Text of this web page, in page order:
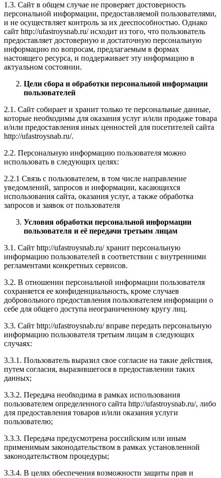
1.3. Сайт в общем случае не проверяет достоверность
персональной информации, предоставляемой пользователями,
и не осуществляет контроль за их дееспособностью. Однако
сайт http://ufastroysnab.ru/ исходит из того, что пользователь
предоставляет достоверную и достаточную персональную
информацию по вопросам, предлагаемым в формах
настоящего ресурса, и поддерживает эту информацию в
актуальном состоянии.
Цели сбора и обработки персональной информации
пользователей
2.1. Сайт собирает и хранит только те персональные данные,
которые необходимы для оказания услуг и/или продаже товара
и/или предоставления иных ценностей для посетителей сайта
http://ufastroysnab.ru/.
2.2. Персональную информацию пользователя можно
использовать в следующих целях:
2.2.1 Связь с пользователем, в том числе направление
уведомлений, запросов и информации, касающихся
использования сайта, оказания услуг, а также обработка
запросов и заявок от пользователя
Условия обработки персональной информации
пользователя и её передачи третьим лицам
3.1. Сайт http://ufastroysnab.ru/ хранит персональную
информацию пользователей в соответствии с внутренними
регламентами конкретных сервисов.
3.2. В отношении персональной информации пользователя
сохраняется ее конфиденциальность, кроме случаев
добровольного предоставления пользователем информации о
себе для общего доступа неограниченному кругу лиц.
3.3. Сайт http://ufastroysnab.ru/ вправе передать персональную
информацию пользователя третьим лицам в следующих
случаях:
3.3.1. Пользователь выразил свое согласие на такие действия,
путем согласия, выразившегося в предоставлении таких
данных;
3.3.2. Передача необходима в рамках использования
пользователем определенного сайта http://ufastroysnab.ru/, либо
для предоставления товаров и/или оказания услуги
пользователю;
3.3.3. Передача предусмотрена российским или иным
применимым законодательством в рамках установленной
законодательством процедуры;
3.3.4. В целях обеспечения возможности защиты прав и